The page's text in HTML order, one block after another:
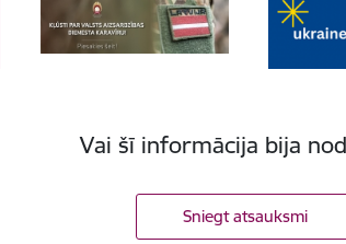
Vai šī informācija bija
Sniegt atsauksmi